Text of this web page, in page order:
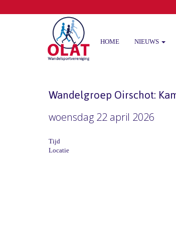
HOME NIEUWS
Wandelgroep Oirschot:
woensdag 22 april 2026
Tijd
Locatie